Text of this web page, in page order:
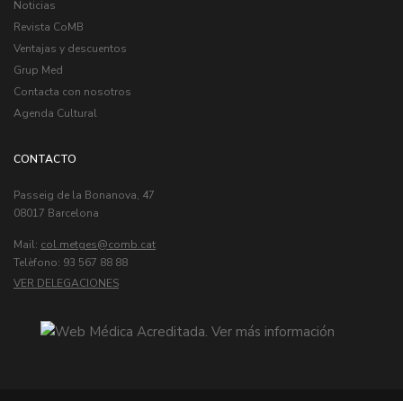
Noticias
Revista CoMB
Ventajas y descuentos
Grup Med
Contacta con nosotros
Agenda Cultural
CONTACTO
Passeig de la Bonanova, 47
08017 Barcelona
Mail: col.metges
Telèfono: 93 567 88 88
VER DELEGACIONES